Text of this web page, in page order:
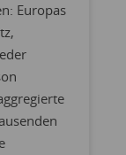
Europas